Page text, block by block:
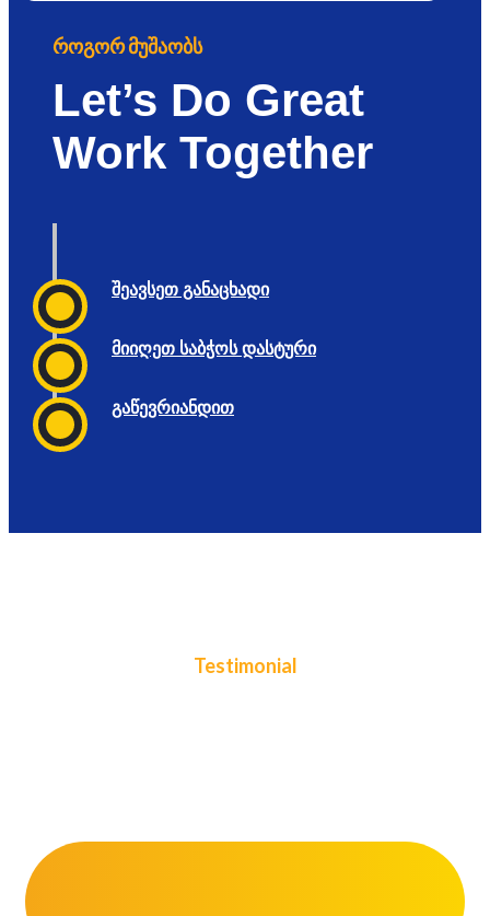
Როგორ Მუშაობს
Let’s Do Great
Work Together
შეავსეთ განაცხადი
მიიღეთ საბჭოს დასტური
გაწევრიანდით
Testimonial